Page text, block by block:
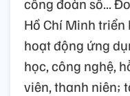
Hồ Chí Minh
hoạt động ứng
học, công nghệ,
viên, thanh niên;